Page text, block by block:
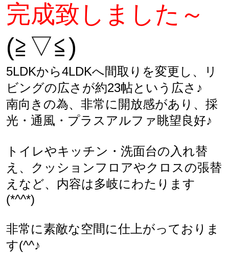
完成致しました～
(≧▽≦)
5LDKから4LDKへ間取りを変更し、リ
ビングの広さが約23帖という広さ♪
南向きの為、非常に開放感があり、採
光・通風・プラスアルファ眺望良好♪
トイレやキッチン・洗面台の入れ替
え、クッションフロアやクロスの張替
えなど、内容は多岐にわたります
(*^^*)
非常に素敵な空間に仕上がっておりま
す(^^♪